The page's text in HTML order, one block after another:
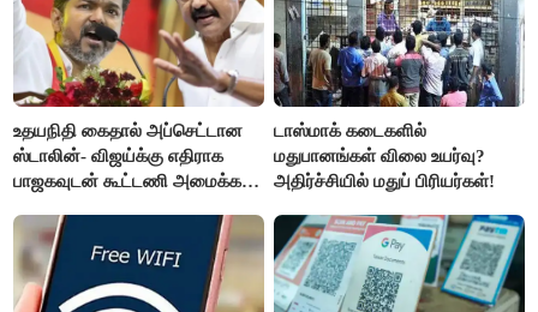
உதயநிதி கைதால் அப்செட்டான
ஸ்டாலின்- விஜய்க்கு எதிராக
பாஜகவுடன் கூட்டணி அமைக்க
டாஸ்மாக் கடைகளில்
மதுபானங்கள் விலை உயர்வு?
அதிர்ச்சியில் மதுப் பிரியர்கள்!